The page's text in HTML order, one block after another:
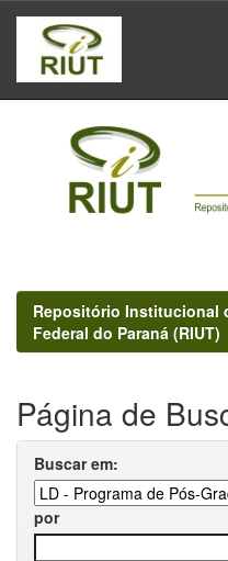
Skip
navigation
Repositório Institucional
Federal do Paraná (RIUT)
Página de
Buscar em:
por